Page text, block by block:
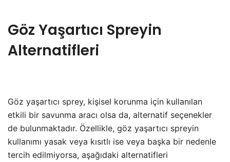
Göz Yaşartıcı Spreyin
Alternatifleri
Göz yaşartıcı sprey, kişisel korunma için kullanılan
etkili bir savunma aracı olsa da, alternatif seçenekler
de bulunmaktadır. Özellikle, göz yaşartıcı spreyin
kullanımı yasak veya kısıtlı ise veya başka bir nedenle
tercih edilmiyorsa, aşağıdaki alternatifleri